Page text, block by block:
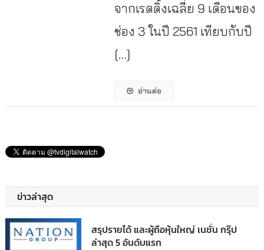
จากเรตติ้งเฉลี่ย 9 เดือนของ
ช่อง 3 ในปี 2561 เทียบกับปี
[…]
อ่านต่อ
ข่าวล่าสุด
สรุปรายได้ และผู้ถือหุ้นใหญ่ เนชั่น กรุ๊ป
ล่าสุด 5 อันดับแรก